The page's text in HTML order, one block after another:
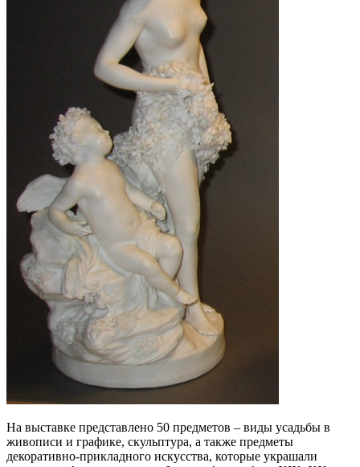
На выставке представлено 50 предметов – виды усадьбы в
живописи и графике, скульптура, а также предметы
декоративно-прикладного искусства, которые украшали